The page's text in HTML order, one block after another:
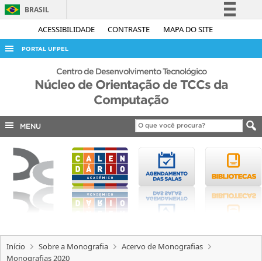
ACESSIBILIDADE CONTRASTE MAPA DO SITE
BRASIL
Simplifique!
Acesso à informação
Legislação
Canais
PORTAL UFPEL
ACESSO À INFORMAÇÃO
AUDITORIA
CONCURSOS
EDITAIS
INTERNACIONAL
OUVIDORIA
Centro de Desenvolvimento Tecnológico
Núcleo de Orientação de TCCs da
Computação
MENU
Início Sobre a Monografia
Acervo de Monografias
Monografias 2020